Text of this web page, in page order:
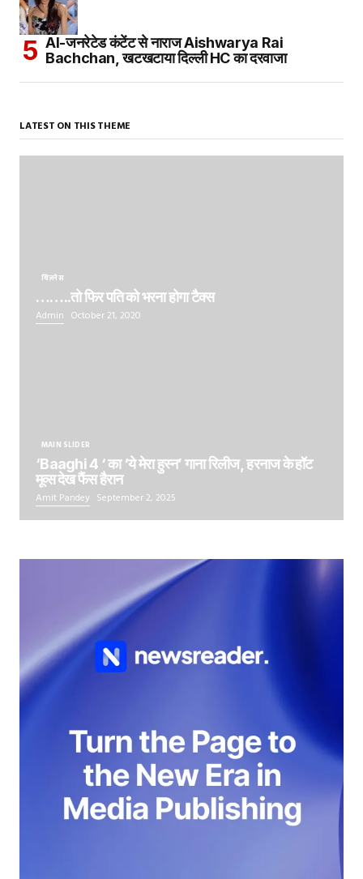
AI-जनरेटेड कंटेंट से नाराज Aishwarya Rai
Bachchan, खटखटाया दिल्ली HC का दरवाजा
LATEST ON THIS THEME
बिज़नेस
……..तो फिर पति को भरना होगा टैक्स
Admin October 21, 2020
MAIN SLIDER
‘Baaghi 4 ‘ का ‘ये मेरा हुस्न’ गाना रिलीज, हरनाज के हॉट
मूव्स देख फैंस हैरान
Amit Pandey September 2, 2025